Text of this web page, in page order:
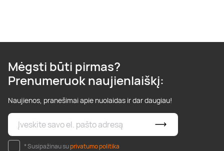
Mėgsti būti pirmas?
Prenumeruok naujienlaiškį:
Naujienos, pranešimai apie nuolaidas ir dar daugiau!
* Susipažinau suprivatumo politika